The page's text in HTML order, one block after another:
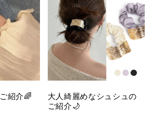
紹介🌈
大人綺麗めなシュシュの
ご紹介🌙